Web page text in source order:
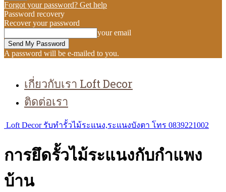
Forgot your password? Get help
Password recovery
Recover your password
your email
A password will be e-mailed to you.
เกี่ยวกับเรา Loft Decor
ติดต่อเรา
Loft Decor รับทำรั้วไม้ระแนง,ระแนงบังตา โทร 0839221002
การยึดรั้วไม้ระแนงกับกำแพง
บ้าน